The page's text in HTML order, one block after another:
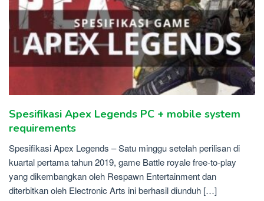
Spesifikasi Apex Legends PC + mobile system
requirements
Spesifikasi Apex Legends – Satu minggu setelah perilisan di
kuartal pertama tahun 2019, game Battle royale free-to-play
yang dikembangkan oleh Respawn Entertainment dan
diterbitkan oleh Electronic Arts ini berhasil diunduh […]